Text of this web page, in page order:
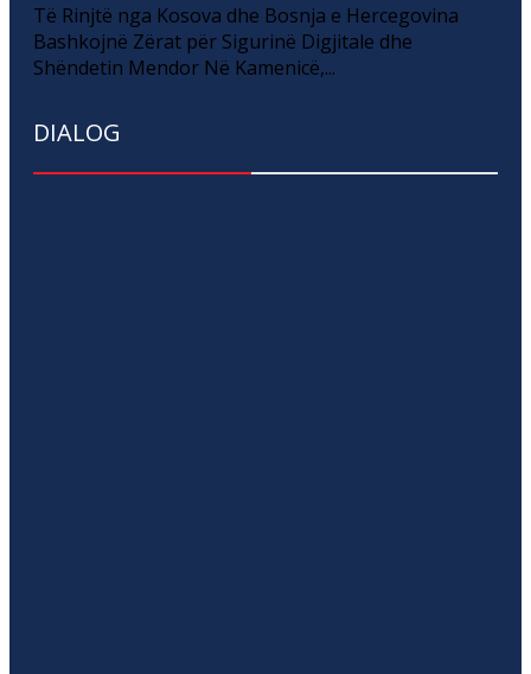
Të Rinjtë nga Kosova dhe Bosnja e Hercegovina
Bashkojnë Zërat për Sigurinë Digjitale dhe
Shëndetin Mendor Në Kamenicë,...
DIALOG